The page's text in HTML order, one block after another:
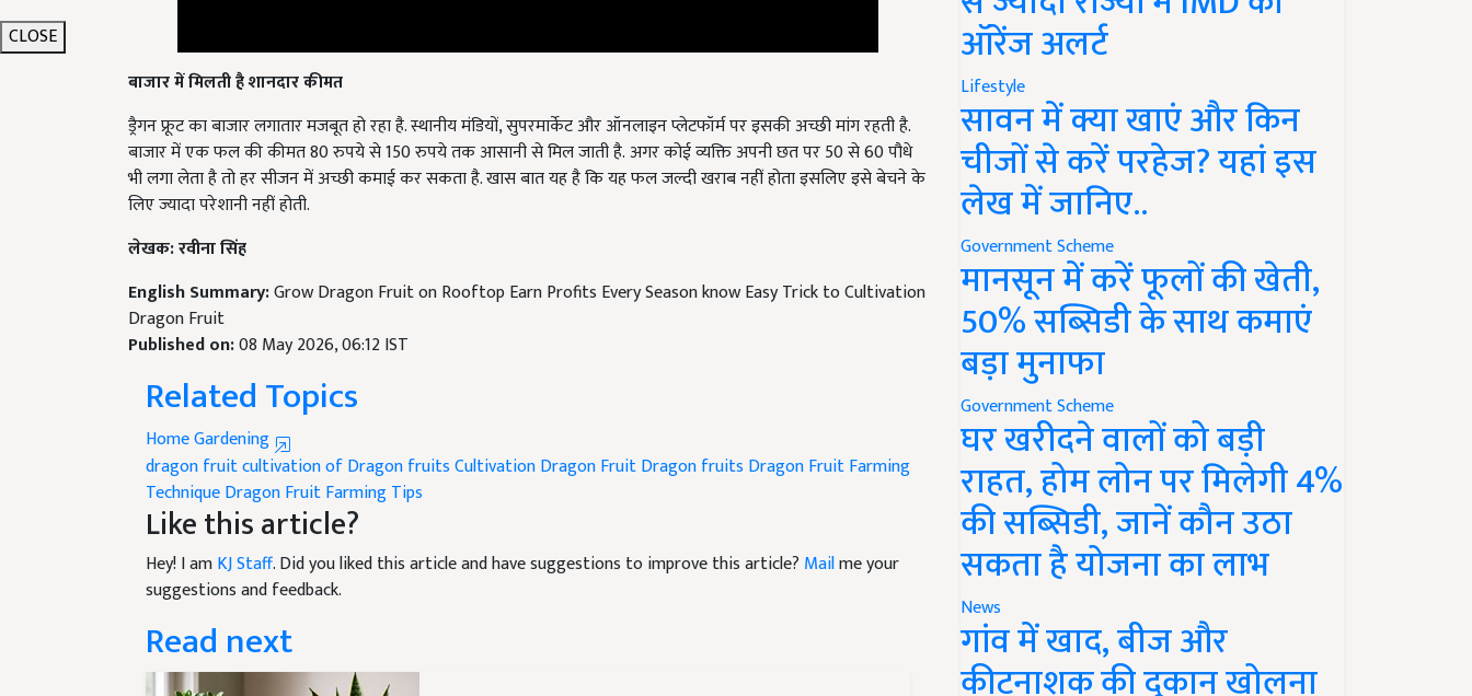
CLOSE
बाजार में मिलती है शानदार कीमत
ड्रैगन फ्रूट का बाजार लगातार मजबूत हो रहा है. स्थानीय मंडियों, सुपरमार्केट और ऑनलाइन प्लेटफॉर्म पर इसकी अच्छी मांग रहती है.
बाजार में एक फल की कीमत 80 रुपये से 150 रुपये तक आसानी से मिल जाती है.अगर कोई व्यक्ति अपनी छत पर 50 से 60 पौधे
भी लगा लेता है तो हर सीजन में अच्छी कमाई कर सकता है. खास बात यह है कि यह फल जल्दी खराब नहीं होता इसलिए इसे बेचने के
लिए ज्यादा परेशानी नहीं होती.
English Summary:
Dragon Fruit
Published on:
Related Topics
Home Gardening
dragon fruitcultivation of Dragon fruits
TechniqueDragon Fruit Farming Tips
Like this article?
Hey! I amKJ Staff. Did you liked this article and have suggestions to improve this article?
suggestions and feedback.
Read next
ऑरेंज अलर्ट
Lifestyle
सावन में क्या खाएं और किन
चीजों से करें परहेज? यहां इस
लेख में जानिए..
Government Scheme
मानसून में करें फूलों की खेती,
50% सब्सिडी के साथ कमाएं
बड़ा मुनाफा
Government Scheme
घर खरीदने वालों को बड़ी
राहत, होम लोन पर मिलेगी 4%
की सब्सिडी, जानें कौन उठा
सकता है योजना का लाभ
News
गांव में खाद, बीज और
कीटनाशक की दुकान खोलना